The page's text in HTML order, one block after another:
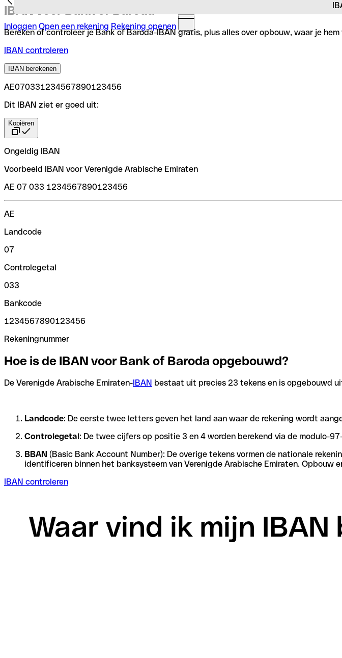
Inloggen Open een rekening Rekening openen
IBAN voor Bank of Baroda
Bereken of controleer je Bank of Baroda-IBAN gratis, plus alles over opbouw, waar je
IBAN controleren
IBAN berekenen
AE070331234567890123456
Dit IBAN ziet er goed uit:
Kopiëren
Ongeldig IBAN
Voorbeeld IBAN voor Verenigde Arabische Emiraten
AE 07 033 1234567890123456
AE
Landcode
07
Controlegetal
033
Bankcode
1234567890123456
Rekeningnummer
Hoe is de IBAN voor Bank of Baroda opgebouwd?
De Verenigde Arabische Emiraten-IBAN bestaat uit precies 23 tekens en is opgebouwd
Landcode: De eerste twee letters geven het land aan waar de rekening wordt
Controlegetal: De twee cijfers op positie 3 en 4 worden berekend via de modulo-
BBAN (Basic Bank Account Number): De overige tekens vormen de nationale
identificeren binnen het banksysteem van Verenigde Arabische Emiraten.
IBAN controleren
Waar vind ik mijn